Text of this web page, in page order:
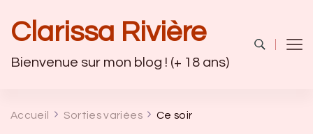
Clarissa Rivière
Bienvenue sur mon blog ! (+ 18 ans)
Accueil Sorties variées Ce soir